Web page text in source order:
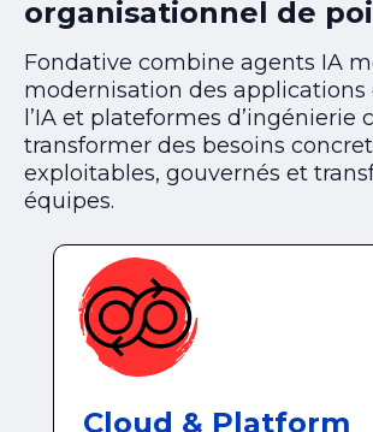
organisationnel de
Fondative combine agents IA
modernisation des applications
l’IA et plateformes d’ingénierie
transformer des besoins
exploitables, gouvernés et
équipes.
Cloud & Platform